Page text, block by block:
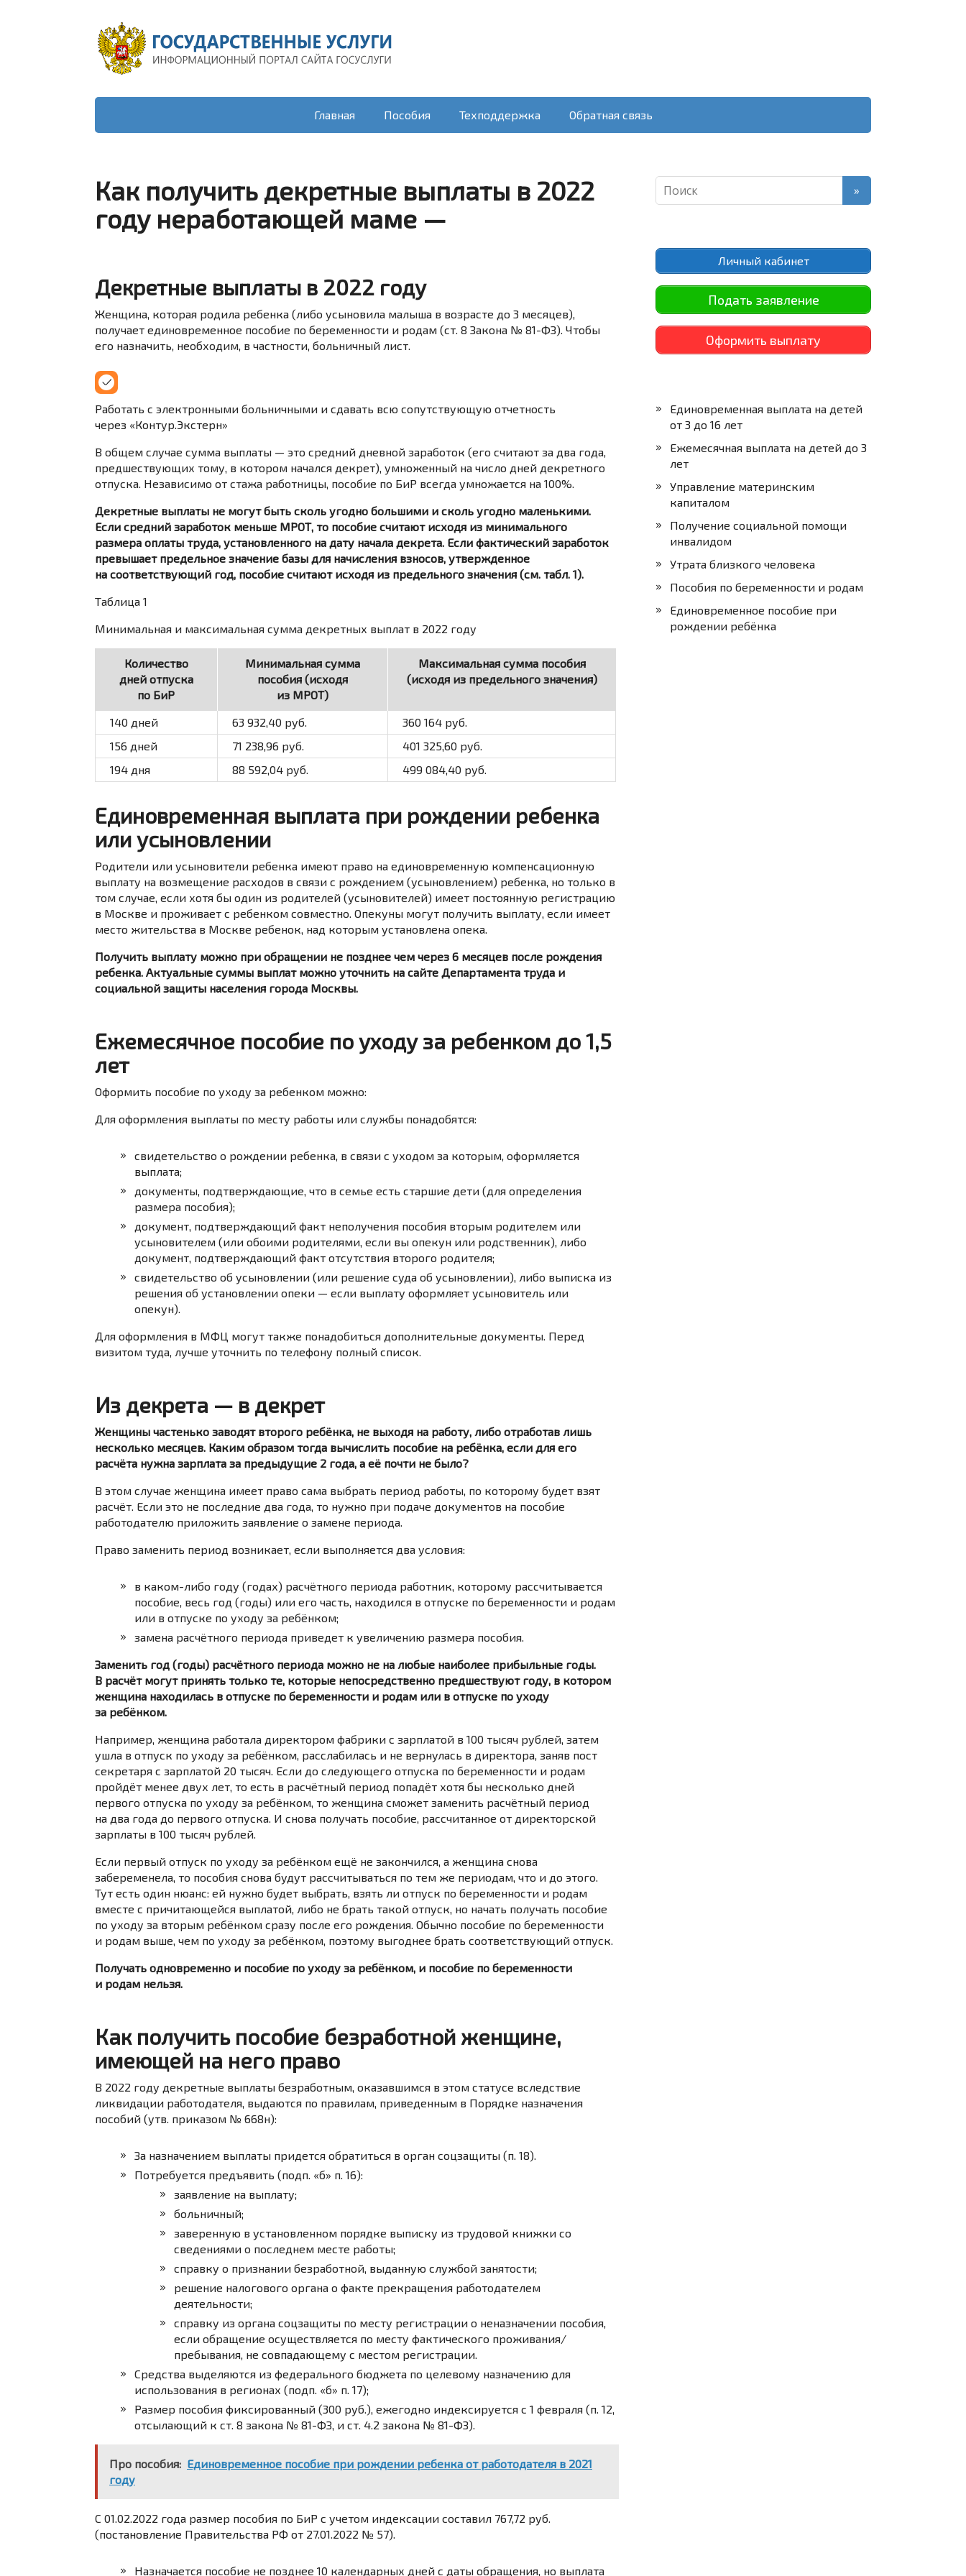
Главная Пособия Техподдержка Обратная связь
Как получить декретные выплаты в 2022
году неработающей маме —
Декретные выплаты в 2022 году
Женщина, которая родила ребенка (либо усыновила малыша в возрасте до 3 месяцев),
получает единовременное пособие по беременности и родам (ст. 8 Закона № 81-ФЗ). Чтобы
его назначить, необходим, в частности, больничный лист.
Работать с электронными больничными и сдавать всю сопутствующую отчетность
через «Контур.Экстерн»
В общем случае сумма выплаты — это средний дневной заработок (его считают за два года,
предшествующих тому, в котором начался декрет), умноженный на число дней декретного
отпуска. Независимо от стажа работницы, пособие по БиР всегда умножается на 100%.
Декретные выплаты не могут быть сколь угодно большими и сколь угодно маленькими.
Если средний заработок меньше МРОТ, то пособие считают исходя из минимального
размера оплаты труда, установленного на дату начала декрета. Если фактический заработок
превышает предельное значение базы для начисления взносов, утвержденное
на соответствующий год, пособие считают исходя из предельного значения (см. табл. 1).
Таблица 1
Минимальная и максимальная сумма декретных выплат в 2022 году
Количество
дней отпуска
по БиР
Минимальная сумма
пособия (исходя
из МРОТ)
Максимальная сумма пособия
(исходя из предельного значения)
140 дней 63 932,40 руб. 360 164 руб.
156 дней
71 238,96 руб. 401 325,60 руб.
194 дня
88 592,04 руб. 499 084,40 руб.
Единовременная выплата при рождении ребенка
или усыновлении
Родители или усыновители ребенка имеют право на единовременную компенсационную
выплату на возмещение расходов в связи с рождением (усыновлением) ребенка, но только в
том случае, если хотя бы один из родителей (усыновителей) имеет постоянную регистрацию
в Москве и проживает с ребенком совместно. Опекуны могут получить выплату, если имеет
место жительства в Москве ребенок, над которым установлена опека.
Получить выплату можно при обращении не позднее чем через 6 месяцев после рождения
ребенка. Актуальные суммы выплат можно уточнить на сайте Департамента труда и
социальной защиты населения города Москвы.
Ежемесячное пособие по уходу за ребенком до 1,5
лет
Оформить пособие по уходу за ребенком можно:
Для оформления выплаты по месту работы или службы понадобятся:
свидетельство о рождении ребенка, в связи с уходом за которым, оформляется
выплата;
документы, подтверждающие, что в семье есть старшие дети (для определения
размера пособия);
документ, подтверждающий факт неполучения пособия вторым родителем или
усыновителем (или обоими родителями, если вы опекун или родственник), либо
документ, подтверждающий факт отсутствия второго родителя;
свидетельство об усыновлении (или решение суда об усыновлении), либо выписка из
решения об установлении опеки — если выплату оформляет усыновитель или
опекун).
Для оформления в МФЦ могут также понадобиться дополнительные документы. Перед
визитом туда, лучше уточнить по телефону полный список.
Из декрета — в декрет
Женщины частенько заводят второго ребёнка, не выходя на работу, либо отработав лишь
несколько месяцев. Каким образом тогда вычислить пособие на ребёнка, если для его
расчёта нужна зарплата за предыдущие 2 года, а её почти не было?
В этом случае женщина имеет право сама выбрать период работы, по которому будет взят
расчёт. Если это не последние два года, то нужно при подаче документов на пособие
работодателю приложить заявление о замене периода.
Право заменить период возникает, если выполняется два условия:
в каком-либо году (годах) расчётного периода работник, которому рассчитывается
пособие, весь год (годы) или его часть, находился в отпуске по беременности и родам
или в отпуске по уходу за ребёнком;
замена расчётного периода приведет к увеличению размера пособия.
Заменить год (годы) расчётного периода можно не на любые наиболее прибыльные годы.
В расчёт могут принять только те, которые непосредственно предшествуют году, в котором
женщина находилась в отпуске по беременности и родам или в отпуске по уходу
за ребёнком.
Например, женщина работала директором фабрики с зарплатой в 100 тысяч рублей, затем
ушла в отпуск по уходу за ребёнком, расслабилась и не вернулась в директора, заняв пост
секретаря с зарплатой 20 тысяч. Если до следующего отпуска по беременности и родам
пройдёт менее двух лет, то есть в расчётный период попадёт хотя бы несколько дней
первого отпуска по уходу за ребёнком, то женщина сможет заменить расчётный период
на два года до первого отпуска. И снова получать пособие, рассчитанное от директорской
зарплаты в 100 тысяч рублей.
Если первый отпуск по уходу за ребёнком ещё не закончился, а женщина снова
забеременела, то пособия снова будут рассчитываться по тем же периодам, что и до этого.
Тут есть один нюанс: ей нужно будет выбрать, взять ли отпуск по беременности и родам
вместе с причитающейся выплатой, либо не брать такой отпуск, но начать получать пособие
по уходу за вторым ребёнком сразу после его рождения. Обычно пособие по беременности
и родам выше, чем по уходу за ребёнком, поэтому выгоднее брать соответствующий отпуск.
Получать одновременно и пособие по уходу за ребёнком, и пособие по беременности
и родам нельзя.
Как получить пособие безработной женщине,
имеющей на него право
В 2022 году декретные выплаты безработным, оказавшимся в этом статусе вследствие
ликвидации работодателя, выдаются по правилам, приведенным в Порядке назначения
пособий (утв. приказом № 668н):
За назначением выплаты придется обратиться в орган соцзащиты (п. 18).
Потребуется предъявить (подп. «б» п. 16):
заявление на выплату;
больничный;
заверенную в установленном порядке выписку из трудовой книжки со
сведениями о последнем месте работы;
справку о признании безработной, выданную службой занятости;
решение налогового органа о факте прекращения работодателем
деятельности;
справку из органа соцзащиты по месту регистрации о неназначении пособия,
если обращение осуществляется по месту фактического проживания/
пребывания, не совпадающему с местом регистрации.
Средства выделяются из федерального бюджета по целевому назначению для
использования в регионах (подп. «б» п. 17);
Размер пособия фиксированный (300 руб.), ежегодно индексируется с 1 февраля (п. 12,
отсылающий к ст. 8 закона № 81-ФЗ, и ст. 4.2 закона № 81-ФЗ).
Про пособия: Единовременное пособие при рождении ребенка от работодателя в 2021
году
С 01.02.2022 года размер пособия по БиР с учетом индексации составил 767,72 руб.
(постановление Правительства РФ от 27.01.2022 № 57).
Назначается пособие не позднее 10 календарных дней с даты обращения, но выплата
Личный кабинет
Подать заявление
Оформить выплату
Единовременная выплата на детей
от 3 до 16 лет
Ежемесячная выплата на детей до 3
лет
Управление материнским
капиталом
Получение социальной помощи
инвалидом
Утрата близкого человека
Пособия по беременности и родам
Единовременное пособие при
рождении ребёнка